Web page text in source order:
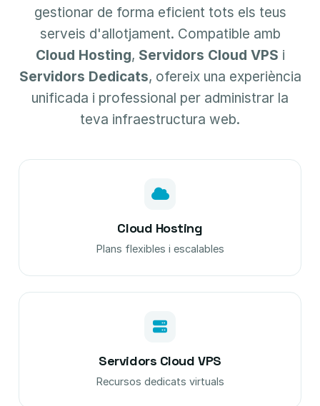
gestionar de forma eficient tots els teus
serveis d'allotjament. Compatible amb
Cloud Hosting, Servidors Cloud VPS i
Servidors Dedicats, ofereix una experiència
unificada i professional per administrar la
teva infraestructura web.
Cloud Hosting
Plans flexibles i escalables
Servidors Cloud VPS
Recursos dedicats virtuals